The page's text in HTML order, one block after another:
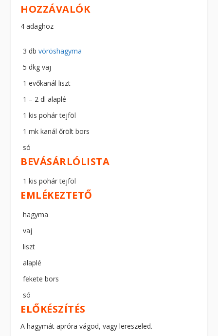
HOZZÁVALÓK
4 adaghoz
3 dbvöröshagyma
5 dkg vaj
1 evőkanál liszt
1 – 2 dl alaplé
1 kis pohár tejföl
1 mk kanál őrölt bors
só
BEVÁSÁRLÓLISTA
1 kis pohár tejföl
EMLÉKEZTETŐ
hagyma
vaj
liszt
alaplé
fekete bors
só
ELŐKÉSZÍTÉS
A hagymát apróra vágod, vagy lereszeled.